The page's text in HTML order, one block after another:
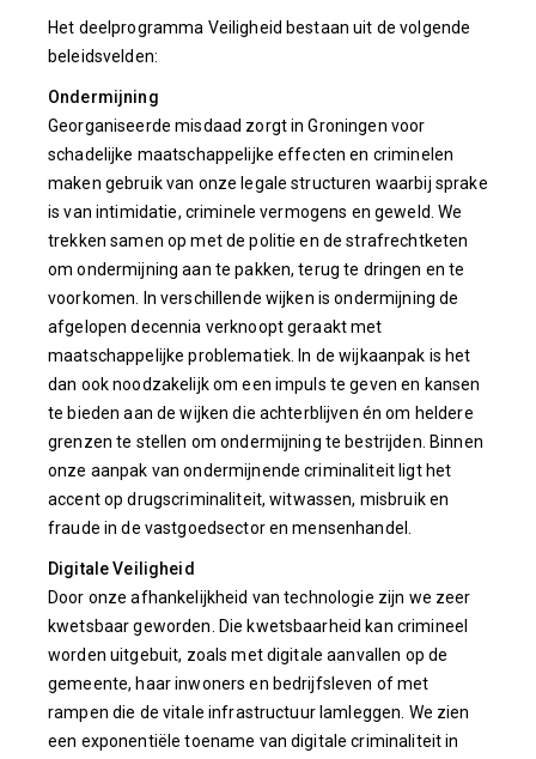
Het deelprogramma Veiligheid bestaan uit de volgende
beleidsvelden:
Ondermijning
Georganiseerde misdaad zorgt in Groningen voor
schadelijke maatschappelijke effecten en criminelen
maken gebruik van onze legale structuren waarbij sprake
is van intimidatie, criminele vermogens en geweld. We
trekken samen op met de politie en de strafrechtketen
om ondermijning aan te pakken, terug te dringen en te
voorkomen. In verschillende wijken is ondermijning de
afgelopen decennia verknoopt geraakt met
maatschappelijke problematiek. In de wijkaanpak is het
dan ook noodzakelijk om een impuls te geven en kansen
te bieden aan de wijken die achterblijven én om heldere
grenzen te stellen om ondermijning te bestrijden. Binnen
onze aanpak van ondermijnende criminaliteit ligt het
accent op drugscriminaliteit, witwassen, misbruik en
fraude in de vastgoedsector en mensenhandel.
Digitale Veiligheid
Door onze afhankelijkheid van technologie zijn we zeer
kwetsbaar geworden. Die kwetsbaarheid kan crimineel
worden uitgebuit, zoals met digitale aanvallen op de
gemeente, haar inwoners en bedrijfsleven of met
rampen die de vitale infrastructuur lamleggen. We zien
een exponentiële toename van digitale criminaliteit in